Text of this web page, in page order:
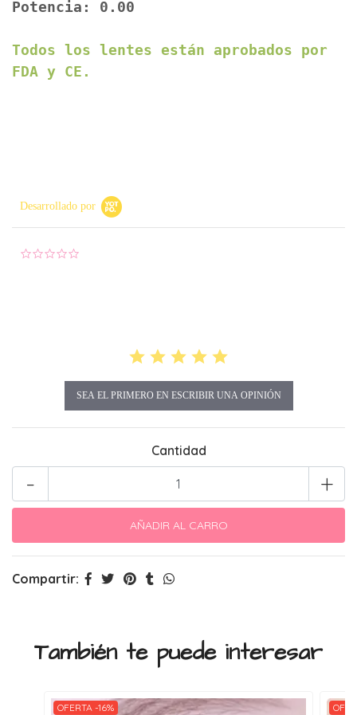
Potencia: 0.00
Todos los lentes están aprobados por
FDA y CE.
Desarrollado por
SEA EL PRIMERO EN ESCRIBIR UNA OPINIÓN
Cantidad
+
-
Compartir:
También te puede interesar
OFERTA -16%